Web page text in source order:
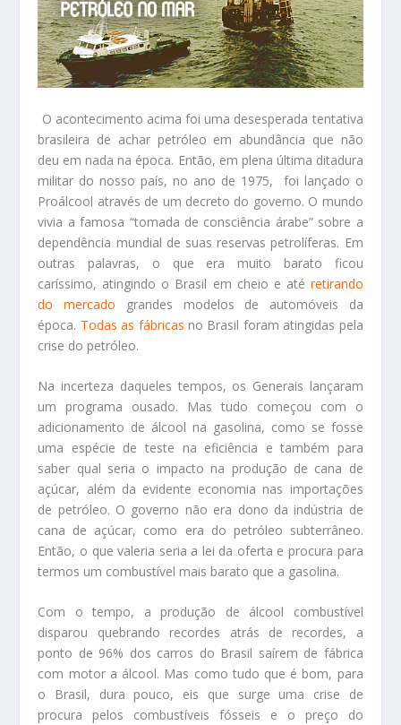
O acontecimento acima foi uma desesperada tentativa
brasileira de achar petróleo em abundância que não
deu em nada na época. Então, em plena última ditadura
militar do nosso país, no ano de 1975, foi lançado o
Proálcool através de um decreto do governo. O mundo
vivia a famosa “tomada de consciência árabe” sobre a
dependência mundial de suas reservas petrolíferas. Em
outras palavras, o que era muito barato ficou
caríssimo, atingindo o Brasil em cheio e até retirando
do mercado grandes modelos de automóveis da
época. Todas as fábricas no Brasil foram atingidas pela
crise do petróleo.
Na incerteza daqueles tempos, os Generais lançaram
um programa ousado. Mas tudo começou com o
adicionamento de álcool na gasolina, como se fosse
uma espécie de teste na eficiência e também para
saber qual seria o impacto na produção de cana de
açúcar, além da evidente economia nas importações
de petróleo. O governo não era dono da indústria de
cana de açúcar, como era do petróleo subterrâneo.
Então, o que valeria seria a lei da oferta e procura para
termos um combustível mais barato que a gasolina.
Com o tempo, a produção de álcool combustível
disparou quebrando recordes atrás de recordes, a
ponto de 96% dos carros do Brasil saírem de fábrica
com motor a álcool. Mas como tudo que é bom, para
o Brasil, dura pouco, eis que surge uma crise de
procura pelos combustíveis fósseis e o preço do